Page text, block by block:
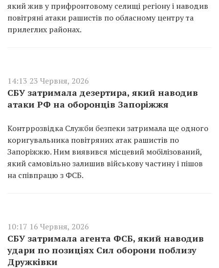
який жив у прифронтовому селищі регіону і наводив
повітряні атаки рашистів по обласному центру та
прилеглих районах.
14:13 23 Червня, 2026
СБУ затримала дезертира, який наводив
атаки РФ на оборонців Запоріжжя
Контррозвідка Служби безпеки затримала ще одного
коригувальника повітряних атак рашистів по
Запоріжжю. Ним виявився місцевий мобілізований,
який самовільно залишив військову частину і пішов
на співпрацю з ФСБ.
10:17 16 Червня, 2026
СБУ затримала агента ФСБ, який наводив
удари по позиціях Сил оборони поблизу
Дружківки